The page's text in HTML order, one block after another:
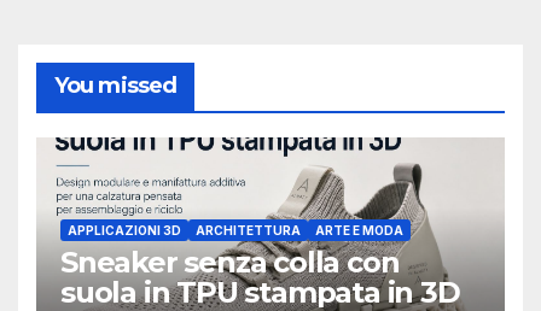
You missed
APPLICAZIONI 3D ARCHITETTURA ARTE E MODA
Sneaker senza colla con
suola in TPU stampata in 3D